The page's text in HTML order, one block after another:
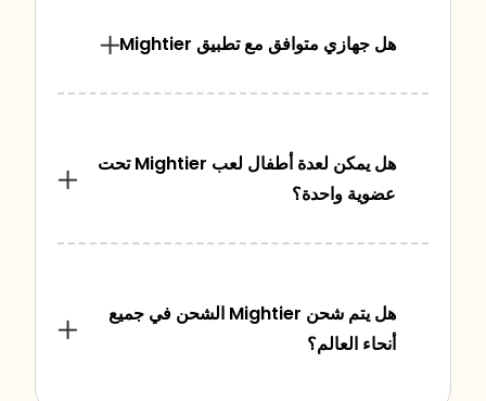
هل جهازي متوافق مع تطبيق Mightier
هل يمكن لعدة أطفال لعب Mightier تحت
عضوية واحدة؟
هل يتم شحن Mightier الشحن في جميع
أنحاء العالم؟